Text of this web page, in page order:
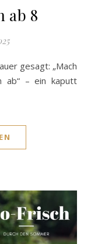
ab 8
gesagt: „Mach
ab“ – ein kaputt